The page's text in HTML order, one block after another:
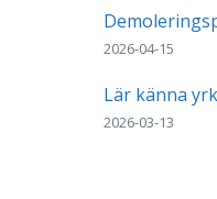
2026-04-15
Lär känna
2026-03-13